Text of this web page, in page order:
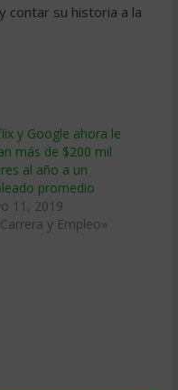
contar su historia a la
y Google ahora le
más de $200 mil
al año a un
promedio
11, 2019
y Empleo»